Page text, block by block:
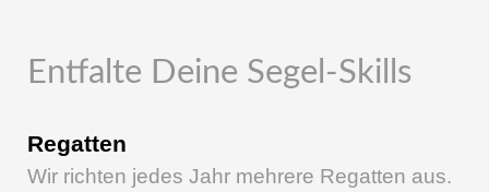
Entfalte Deine Segel-Skills
Regatten
Wir richten jedes Jahr mehrere Regatten aus.